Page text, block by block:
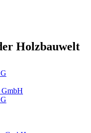
Holzbauwelt